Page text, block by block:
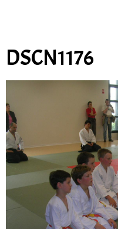
DSCN1176